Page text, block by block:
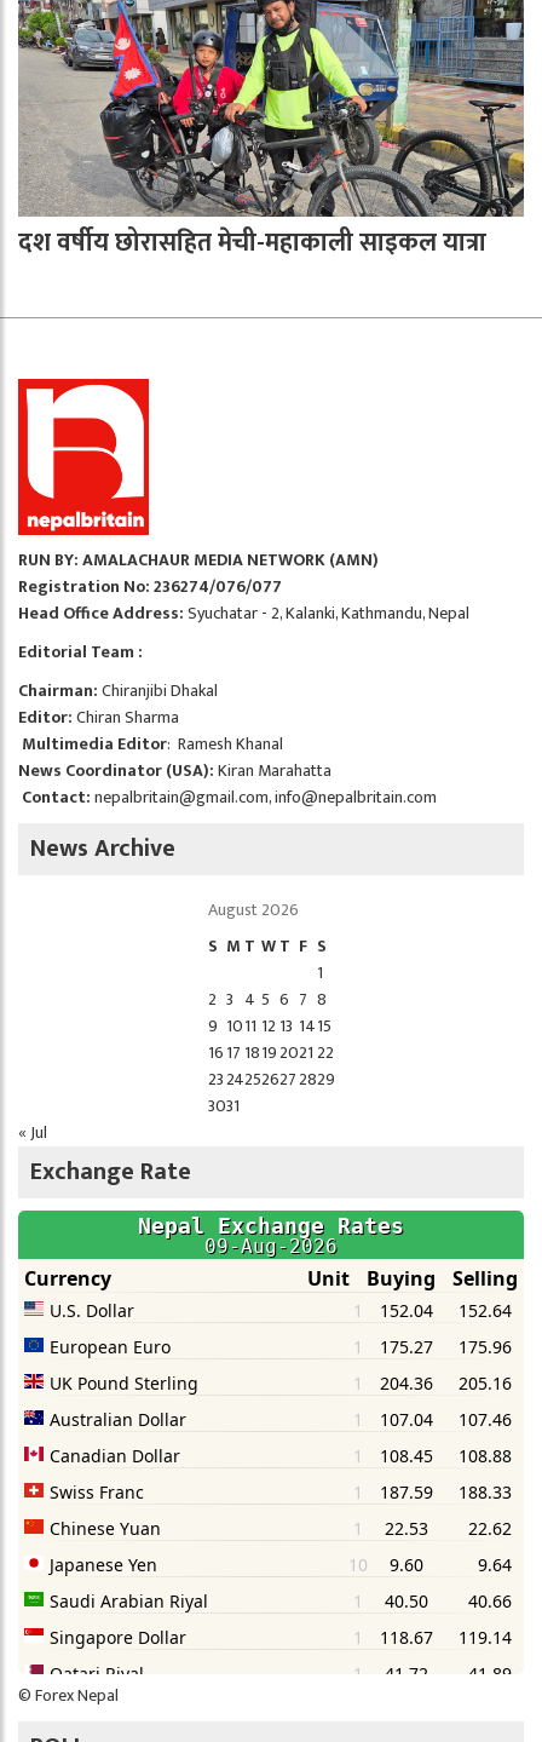
दश वर्षीय छोरासहित मेची-महाकाली साइकल यात्रा
RUN BY: AMALACHAUR MEDIA NETWORK (AMN)
Registration No: 236274/076/077
Head Office Address:Syuchatar - 2, Kalanki, Kathmandu, Nepal
Editorial Team :
Chairman:Chiranjibi Dhakal
Editor:Chiran Sharma
Multimedia Editor: Ramesh Khanal
News Coordinator (USA):Kiran Marahatta
Contact:nepalbritain@gmail.com,info@nepalbritain.com
News Archive
August 2026
S M T WT F S
1
2 3 4 5 6 7 8
9 1011 12 13 1415
1617 1819202122
23242526272829
3031
« Jul
Exchange Rate
©Forex Nepal